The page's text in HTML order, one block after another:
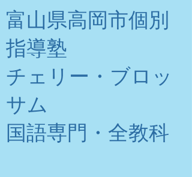
富山県高岡市個別
指導塾
チェリー・ブロッ
サム
​国語専門・全教科